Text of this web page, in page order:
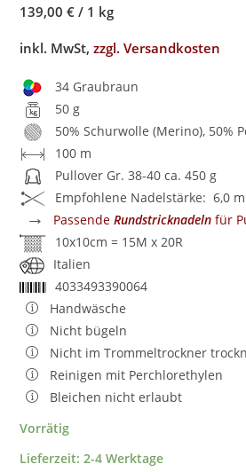
139,00 € / 1 kg
inkl. MwSt,zzgl. Versandkosten
34 Graubraun
50 g
50% Schurwolle (Merino), 50%
100 m
Pullover Gr. 38-40 ca. 450 g
Empfohlene Nadelstärke: 6,0
→ PassendeRundstricknadeln für
10x10cm = 15M x 20R
Italien
4033493390064
Handwäsche
Nicht bügeln
Nicht im Trommeltrockner
Reinigen mit Perchlorethylen
Bleichen nicht erlaubt
Vorrätig
Lieferzeit:2-4 Werktage